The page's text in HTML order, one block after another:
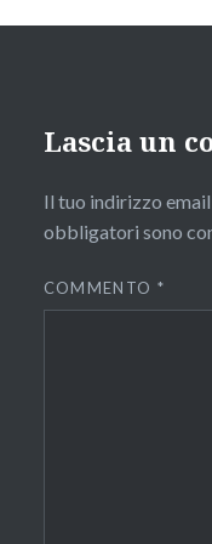
Lascia un
Il tuo indirizzo
obbligatori sono
COMMENTO *